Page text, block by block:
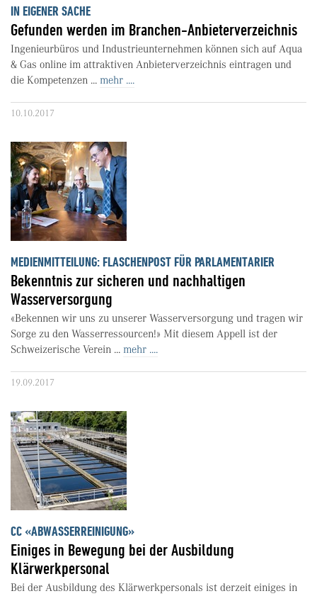
IN EIGENER SACHE
Gefunden werden im Branchen-Anbieterverzeichnis
Ingenieurbüros und Industrieunternehmen können sich auf Aqua
& Gas online im attraktiven Anbieterverzeichnis eintragen und
die Kompetenzen ... mehr ....
10.10.2017
MEDIENMITTEILUNG: FLASCHENPOST FÜR PARLAMENTARIER
Bekenntnis zur sicheren und nachhaltigen
Wasserversorgung
«Bekennen wir uns zu unserer Wasserversorgung und tragen wir
Sorge zu den Wasserressourcen!» Mit diesem Appell ist der
Schweizerische Verein ... mehr ....
19.09.2017
CC «ABWASSERREINIGUNG»
Einiges in Bewegung bei der Ausbildung
Klärwerkpersonal
Bei der Ausbildung des Klärwerkpersonals ist derzeit einiges in